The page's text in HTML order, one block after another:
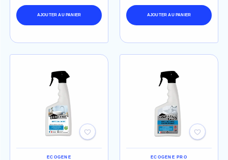
AJOUTER AU PANIER AJOUTER AU PANIER
ECOGENE ECOGENE PRO